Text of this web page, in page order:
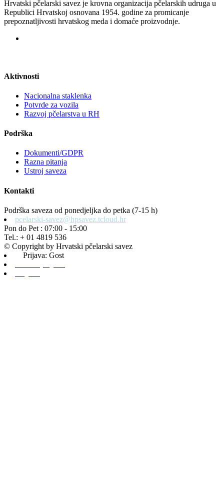
Hrvatski pčelarski savez je krovna organizacija pčelarskih udruga u
Republici Hrvatskoj osnovana 1954. godine za promicanje
prepoznatljivosti hrvatskog meda i domaće proizvodnje.
Aktivnosti
Nacionalna staklenka
Potvrde za vozila
Razvoj pčelarstva u RH
Podrška
Dokumenti/GDPR
Razna pitanja
Ustroj saveza
Kontakti
Podrška saveza od ponedjeljka do petka (7-15 h)
pcelarski-savez@hpsavez.tcloud.hr
Pon do Pet : 07:00 - 15:00
Tel.: + 01 4819 536
© Copyright by Hrvatski pčelarski savez
Prijava: Gost